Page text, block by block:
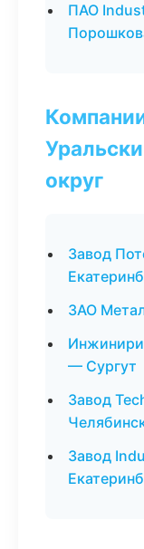
ПАО
округ
Завод
ЗАО
— Сургут
Завод
Завод